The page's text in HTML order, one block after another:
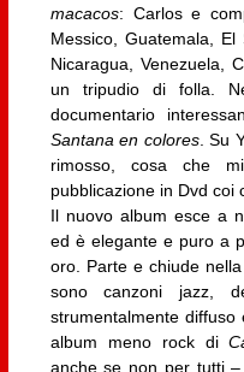
macacos: Carlos e
Messico, Guatemala,
Nicaragua, Venezuela,
un tripudio di folla.
documentario
Santana en colores. Su
rimosso, cosa che
pubblicazione in Dvd coi
Il nuovo album esce a
ed è elegante e puro a
oro. Parte e chiude
sono canzoni jazz,
strumentalmente diffuso
album meno rock di
anche se non per tutti